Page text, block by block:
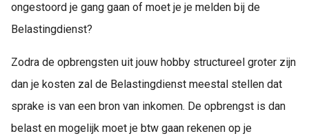
ongestoord je gang gaan of moet je je melden bij de
Belastingdienst?
Zodra de opbrengsten uit jouw hobby structureel groter zijn
dan je kosten zal de Belastingdienst meestal stellen dat
sprake is van een bron van inkomen. De opbrengst is dan
belast en mogelijk moet je btw gaan rekenen op je